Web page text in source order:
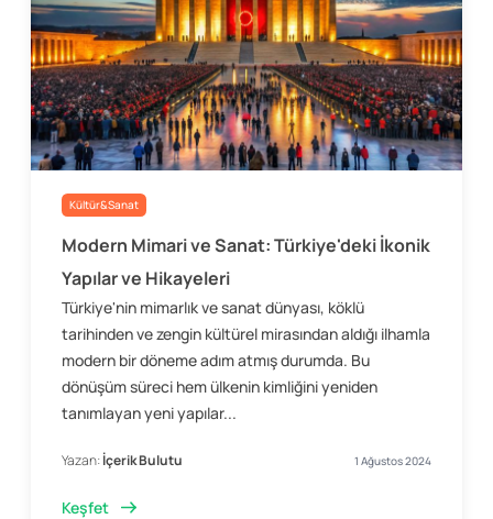
Kültür&Sanat
Modern Mimari ve Sanat: Türkiye'deki İkonik
Yapılar ve Hikayeleri
Türkiye'nin mimarlık ve sanat dünyası, köklü
tarihinden ve zengin kültürel mirasından aldığı ilhamla
modern bir döneme adım atmış durumda. Bu
dönüşüm süreci hem ülkenin kimliğini yeniden
tanımlayan yeni yapılar...
Yazan:İçerik Bulutu 1 Ağustos 2024
Keşfet